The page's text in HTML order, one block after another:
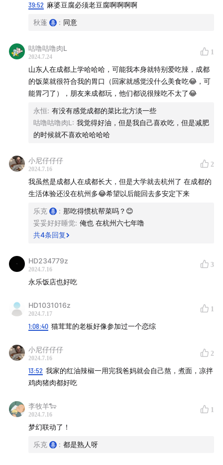
希望这期节目对来成都玩的朋友有用。另外，关于麻婆豆
腐的这次溯源，会集结成一本小杂志，感兴趣的话，欢迎
Young】，关注「1000小食」计划。
用一个词形容成都——阴阳、闲适、达观、温厚
调味是川菜的底层逻辑
感
回顾「麻婆豆腐日」烹饪工作坊，创作过程多少有
麻婆豆腐的传统味道依然受欢迎，“麻婆”能成为一种
味型吗？
41:54 浅浅解读下麻婆豆腐的六字真言——麻、辣、烫、
涃、酥、嫩
46:51 家里做麻婆豆腐，有更多时间让味道烧进豆腐里
在成都菜市场，可以支起锅灶做午饭，也可以支起
57:17 成都好吃的馆子太多了，根本推荐不完
片头BGM：YĪN YĪN - Pingpxng
片尾曲：Clairo - Sexy to Someone
39:52 麻婆豆腐必须老豆腐啊啊啊啊
秋蓬 : 同意
咕噜咕噜肉L
2024.7.24
1
山东人在成都上学哈哈哈，可能我本身就特别爱吃辣，成都
的饭菜就很符合我的胃口（回家就感觉没什么美食吃😂，可
能胃刁了），朋友来成都玩，他们都说很辣吃不太了😂
永恒: 有没有感觉成都的菜比北方淡一些
咕噜咕噜肉L : 我觉得好油，但是我自己喜欢吃，但是减肥
的时候就不喜欢哈哈哈哈
小尼仔仔仔
2024.7.16
2
我虽然是成都人在成都长大，但是大学就去杭州了 在成都的
生活体验还没在杭州多😂希望以后能回去多安定下来
乐克 : 那吃得惯杭帮菜吗？😊
妥妥好好睡觉: 俺也 在杭州六七年噜
共4条回复
HD234779z
2024.7.16
3
永乐饭店也好吃
HD1031016z
2024.7.17
1
1:08:40 猫茸茸的老板好像参加过一个恋综
小尼仔仔仔
2024.7.16
2
13:52 我家的红油辣椒一用完我爸妈就会自己熬，煮面，凉拌
鸡肉猪肉都好吃
李牧羊🐑
2024.7.16
1
梦幻联动了！
乐克 : 都是熟人呀